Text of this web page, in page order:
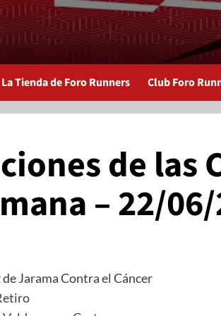
La Tienda de Foro Runners Club Foro
de las
– 22/
Jarama Contra el Cáncer